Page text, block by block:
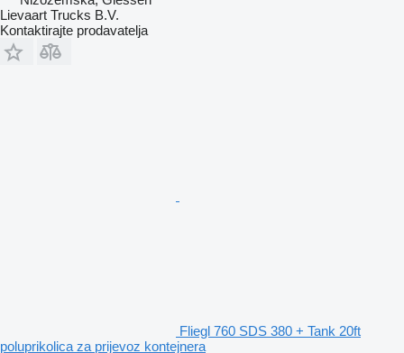
Lievaart Trucks B.V.
Kontaktirajte prodavatelja
Fliegl 760 SDS 380 + Tank 20ft
poluprikolica za prijevoz kontejnera